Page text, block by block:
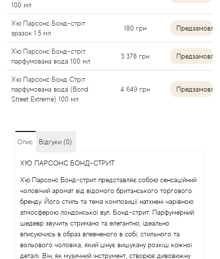
100 мл
Х'ю Парсонс Бонд-стріт
зразок 1.5 мл
180 грн
Х'ю Парсонс Бонд-стріт
парфумована вода 100 мл
3 378 грн
Х'ю Парсонс Бонд Стріт
парфумована вода (Bond
Street Extreme) 100 мл
4 649 грн
Опис Відгуки (0)
Х'Ю ПАРСОНС БОНД-СТРИТ
Х'ю Парсонс Бонд-стрит представляє собою сенсаційний
чоловічий аромат від відомого британського торгового
бренду. Його стиль та тема композиції натхнені чарівною
атмосферою лондонської вул. Бонд-стрит. Парфумерний
шедевр звучить стримано та елегантно, ідеально
вписуючись в образ впевненого в собі, стильного та
вольового чоловіка, який цінує вишукану розкіш кожної
деталі. Він, як музичний інструмент, створює дивовижну
Alyssa Ashley
American Crew
Amouage
Amouroud
Angel Schlesser
Anima Mundi
Anna Sui
Annayake
Anne Fontaine